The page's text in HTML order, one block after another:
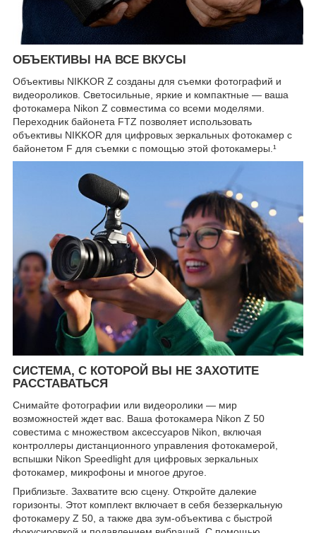
ОБЪЕКТИВЫ НА ВСЕ ВКУСЫ
Объективы NIKKOR Z созданы для съемки фотографий и
видеороликов. Светосильные, яркие и компактные — ваша
фотокамера Nikon Z совместима со всеми моделями.
Переходник байонета FTZ позволяет использовать
объективы NIKKOR для цифровых зеркальных фотокамер с
байонетом F для съемки с помощью этой фотокамеры.¹
СИСТЕМА, С КОТОРОЙ ВЫ НЕ ЗАХОТИТЕ
РАССТАВАТЬСЯ
Снимайте фотографии или видеоролики — мир
возможностей ждет вас. Ваша фотокамера Nikon Z 50
совестима с множеством аксессуаров Nikon, включая
контроллеры дистанционного управления фотокамерой,
вспышки Nikon Speedlight для цифровых зеркальных
фотокамер, микрофоны и многое другое.
Приблизьте. Захватите всю сцену. Откройте далекие
горизонты. Этот комплект включает в себя беззеркальную
фотокамеру Z 50, а также два зум-объектива с быстрой